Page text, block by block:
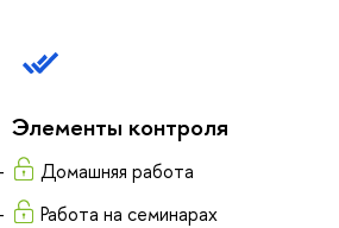
Элементы контроля
Домашняя работа
Работа на семинарах